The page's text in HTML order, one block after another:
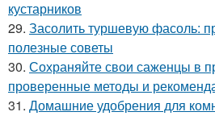
кустарников
29. Засолить туршевую фасоль:
полезные советы
30. Сохраняйте свои саженцы в
проверенные методы и
31. Домашние удобрения для